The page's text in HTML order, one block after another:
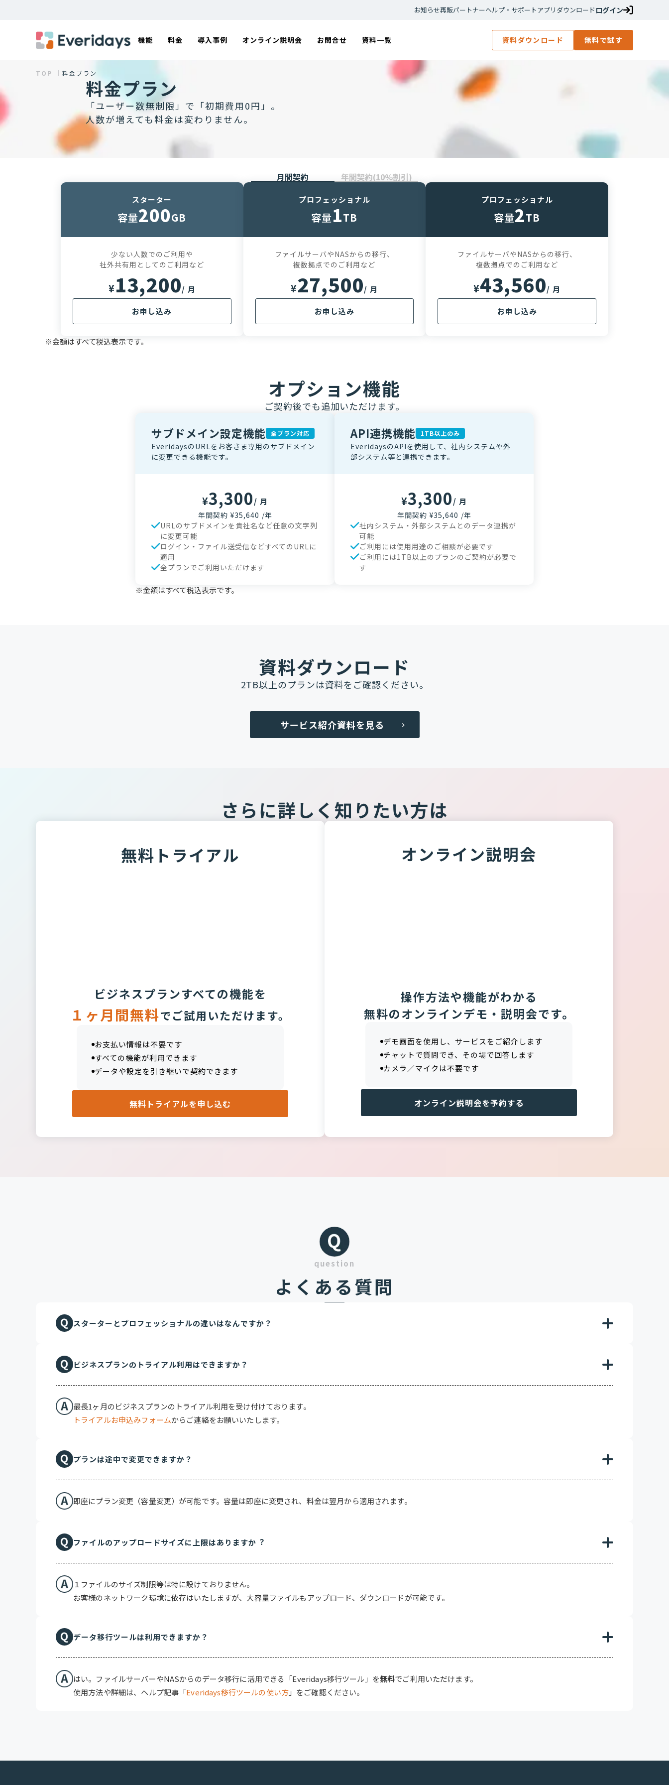
ログイン
アプリダウンロード
ヘルプ・サポート
再販パートナー
お知らせ
機能 料金 導入事例 オンライン説明会 お問合せ 資料一覧 資料ダウンロード 無料で試す
TOP ｜ 料金プラン
料金プラン
「ユーザー数無制限」で「初期費用0円」。
人数が増えても料金は変わりません。
月間契約 年間契約(10%割引)
スターター
容量200GB
少ない人数でのご利用や
社外共有用としてのご利用など
¥13,200/ 月
お申し込み
プロフェッショナル
容量1TB
ファイルサーバやNASからの移行、
複数拠点でのご利用など
¥27,500/ 月
お申し込み
プロフェッショナル
容量2TB
ファイルサーバやNASからの移行、
複数拠点でのご利用など
¥43,560/ 月
お申し込み
※金額はすべて税込表示です。
オプション機能
ご契約後でも追加いただけます。
サブドメイン設定機能 全プラン対応
EveridaysのURLをお客さま専用のサブドメイン
に変更できる機能です。
¥3,300/ 月
年間契約 ¥35,640 /年
URLのサブドメインを貴社名など任意の文字列
に変更可能
ログイン・ファイル送受信などすべてのURLに
適用
全プランでご利用いただけます
API連携機能 1TB以上のみ
EveridaysのAPIを使用して、社内システムや外
部システム等と連携できます。
¥3,300/ 月
年間契約 ¥35,640 /年
社内システム・外部システムとのデータ連携が
可能
ご利用には使用用途のご相談が必要です
ご利用には1TB以上のプランのご契約が必要で
す
※金額はすべて税込表示です。
資料ダウンロード
2TB以上のプランは資料をご確認ください。
サービス紹介資料を見る navigate_next
さらに詳しく知りたい方は
無料トライアル
ビジネスプランすべての機能を
１ヶ月間無料でご試用いただけます。
お支払い情報は不要です
すべての機能が利用できます
データや設定を引き継いで契約できます
無料トライアルを申し込む
オンライン説明会
操作方法や機能がわかる
無料のオンラインデモ・説明会です。
デモ画面を使用し、サービスをご紹介します
チャットで質問でき、その場で回答します
カメラ／マイクは不要です
オンライン説明会を予約する
question
よくある質問
スターターとプロフェッショナルの違いはなんですか？
機能自体に差はありません。「容量」のみが異なります。
ビジネスプランのトライアル利用はできますか？
最長1ヶ月のビジネスプランのトライアル利用を受け付けております。
トライアルお申込みフォームからご連絡をお願いいたします。
プランは途中で変更できますか？
即座にプラン変更（容量変更）が可能です。容量は即座に変更され、料金は翌月から適用されます。
ファイルのアップロードサイズに上限はありますか︖
１ファイルのサイズ制限等は特に設けておりません。
お客様のネットワーク環境に依存はいたしますが、大容量ファイルもアップロード、ダウンロードが可能です。
データ移行ツールは利用できますか？
はい。ファイルサーバーやNASからのデータ移行に活用できる「Everidays移行ツール」を無料でご利用いただけます。
使用方法や詳細は、ヘルプ記事「Everidays移行ツールの使い方」をご確認ください。